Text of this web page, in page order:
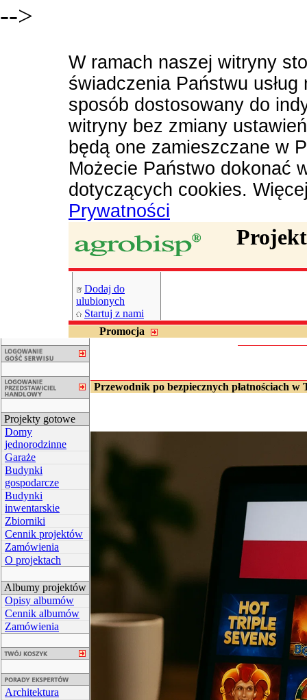
-->
W ramach naszej witryny
świadczenia Państwu
sposób dostosowany do
witryny bez zmiany
będą one zamieszczane w
Możecie Państwo dokonać
dotyczących cookies.
Prywatności
Dodaj do
ulubionych
Startuj z nami
Promocja
Projekty gotowe
Domy
jednorodzinne
Garaże
Budynki
gospodarcze
Budynki
inwentarskie
Zbiorniki
Cennik projektów
Zamówienia
O projektach
Albumy projektów
Opisy albumów
Cennik albumów
Zamówienia
Architektura
Przewodnik po bezpiecznych płatnościach w